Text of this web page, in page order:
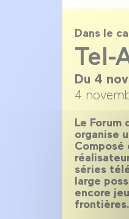
Dans le
Tel-
Du 4
4
Le Forum
organise
Composé
séries
large
encore
frontières.